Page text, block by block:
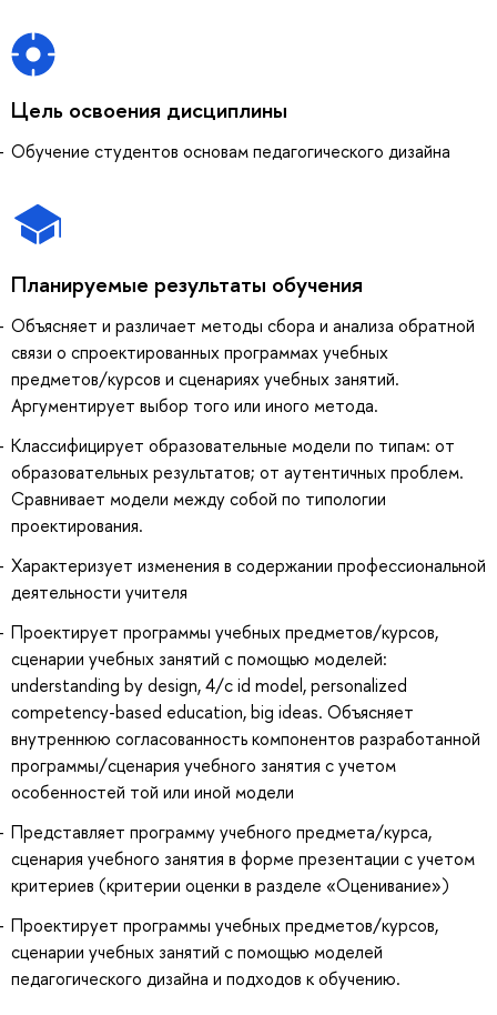
Цель освоения дисциплины
Обучение студентов основам педагогического дизайна
Планируемые результаты обучения
Объясняет и различает методы сбора и анализа обратной
связи о спроектированных программах учебных
предметов/курсов и сценариях учебных занятий.
Аргументирует выбор того или иного метода.
Классифицирует образовательные модели по типам: от
образовательных результатов; от аутентичных проблем.
Сравнивает модели между собой по типологии
проектирования.
Характеризует изменения в содержании профессиональной
деятельности учителя
Проектирует программы учебных предметов/курсов,
сценарии учебных занятий с помощью моделей:
understanding by design, 4/с id model, personalized
competency-based education, big ideas. Объясняет
внутреннюю согласованность компонентов разработанной
программы/сценария учебного занятия с учетом
особенностей той или иной модели
Представляет программу учебного предмета/курса,
сценария учебного занятия в форме презентации с учетом
критериев (критерии оценки в разделе «Оценивание»)
Проектирует программы учебных предметов/курсов,
сценарии учебных занятий с помощью моделей
педагогического дизайна и подходов к обучению.